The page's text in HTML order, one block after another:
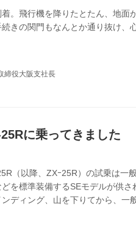
。飛行機を降りたとたん、地面
きの関門もなんとか通り抜け、
締役大阪支社長
に乗ってきました
（以降、ZXｰ25R）の試乗は一
を標準装備するSEモデルが供さ
ディング、山を下りてから、一